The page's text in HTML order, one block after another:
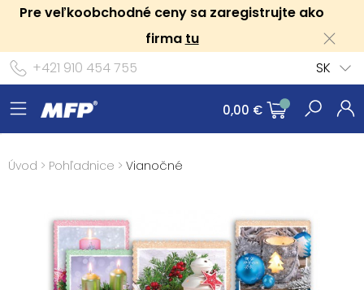
Pre veľkoobchodné ceny sa zaregistrujte ako
firma tu
+421 910 454 755
SK
0,00 €
Úvod > Pohľadnice > Vianočné